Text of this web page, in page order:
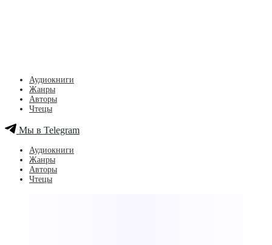
Аудиокниги
Жанры
Авторы
Чтецы
Мы в Telegram
Аудиокниги
Жанры
Авторы
Чтецы